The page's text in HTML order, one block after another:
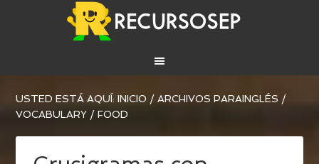
USTED ESTÁ AQUÍ:INICIO / ARCHIVOS PARAINGLÉS /
VOCABULARY / FOOD